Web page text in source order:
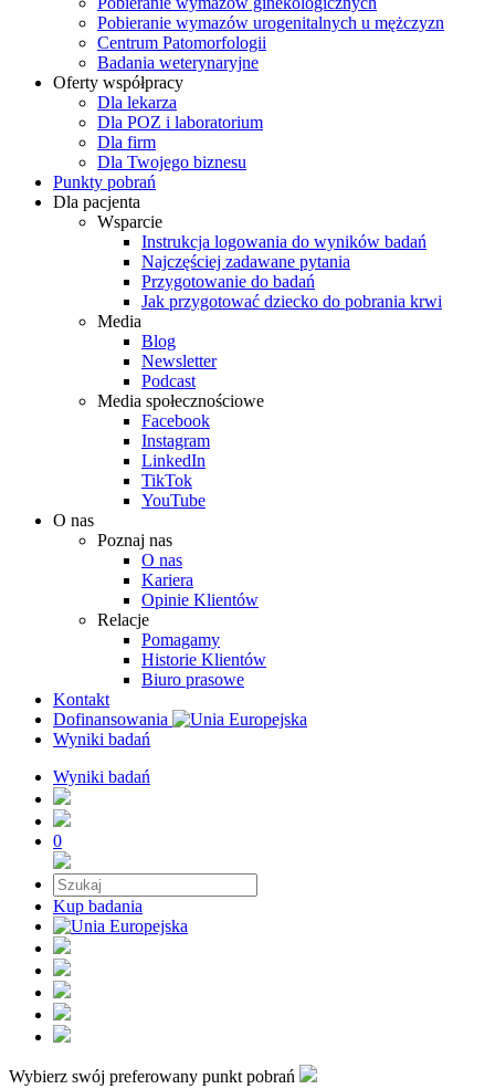
Pobieranie wymazów urogenitalnych u mężczyzn
Centrum Patomorfologii
Badania weterynaryjne
Oferty współpracy
Dla lekarza
Dla POZ i laboratorium
Dla firm
Dla Twojego biznesu
Punkty pobrań
Dla pacjenta
Wsparcie
Instrukcja logowania do wyników badań
Najczęściej zadawane pytania
Przygotowanie do badań
Jak przygotować dziecko do pobrania krwi
Media
Blog
Newsletter
Podcast
Media społecznościowe
Facebook
Instagram
LinkedIn
TikTok
YouTube
O nas
Poznaj nas
O nas
Kariera
Opinie Klientów
Relacje
Pomagamy
Historie Klientów
Biuro prasowe
Kontakt
Dofinansowania
Wyniki badań
Wyniki badań
0
Kup badania
Wybierz swój preferowany punkt pobrań